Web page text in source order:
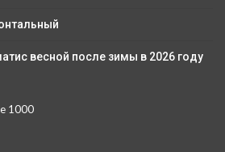
весной после зимы в 2026 году